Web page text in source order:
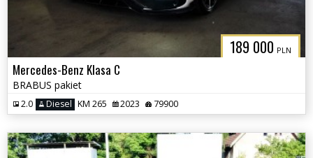
189 000 PLN
Mercedes-Benz Klasa C
BRABUS pakiet
2.0 Diesel KM 265 2023 79900